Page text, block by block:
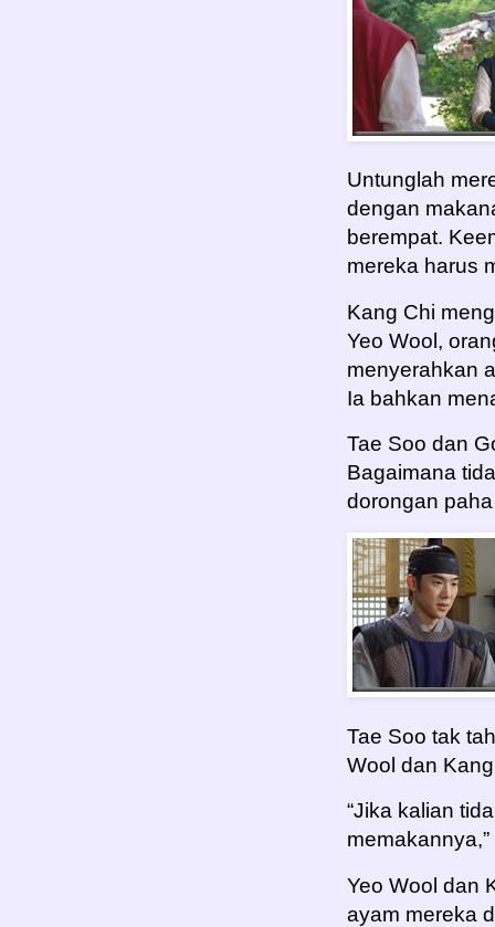
Untunglah
dengan
berempat.
mereka harus
Kang Chi
Yeo Wool,
menyerahkan
Ia bahkan
Tae Soo dan
Bagaimana
dorongan
Tae Soo tak
Wool dan
“Jika kalian
Yeo Wool dan
ayam mereka